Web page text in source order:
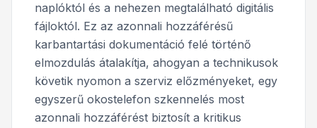
naplóktól és a nehezen megtalálható digitális
fájloktól. Ez az azonnali hozzáférésű
karbantartási dokumentáció felé történő
elmozdulás átalakítja, ahogyan a technikusok
követik nyomon a szerviz előzményeket, egy
egyszerű okostelefon szkennelés most
azonnali hozzáférést biztosít a kritikus